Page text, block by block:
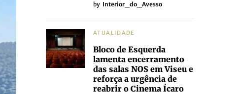
by Interior_do_Avesso
ATUALIDADE
Bloco de Esquerda
lamenta encerramento
das salas NOS em Viseu e
reforça a urgência de
reabrir o Cinema Ícaro